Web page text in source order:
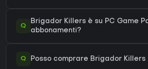
Q
Brigador Killers è su PC Game
abbonamenti?
Q Posso comprare Brigador Killers